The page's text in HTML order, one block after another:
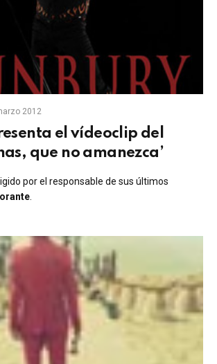
2012
el vídeoclip del
que no amanezca’
por el responsable de sus últimos